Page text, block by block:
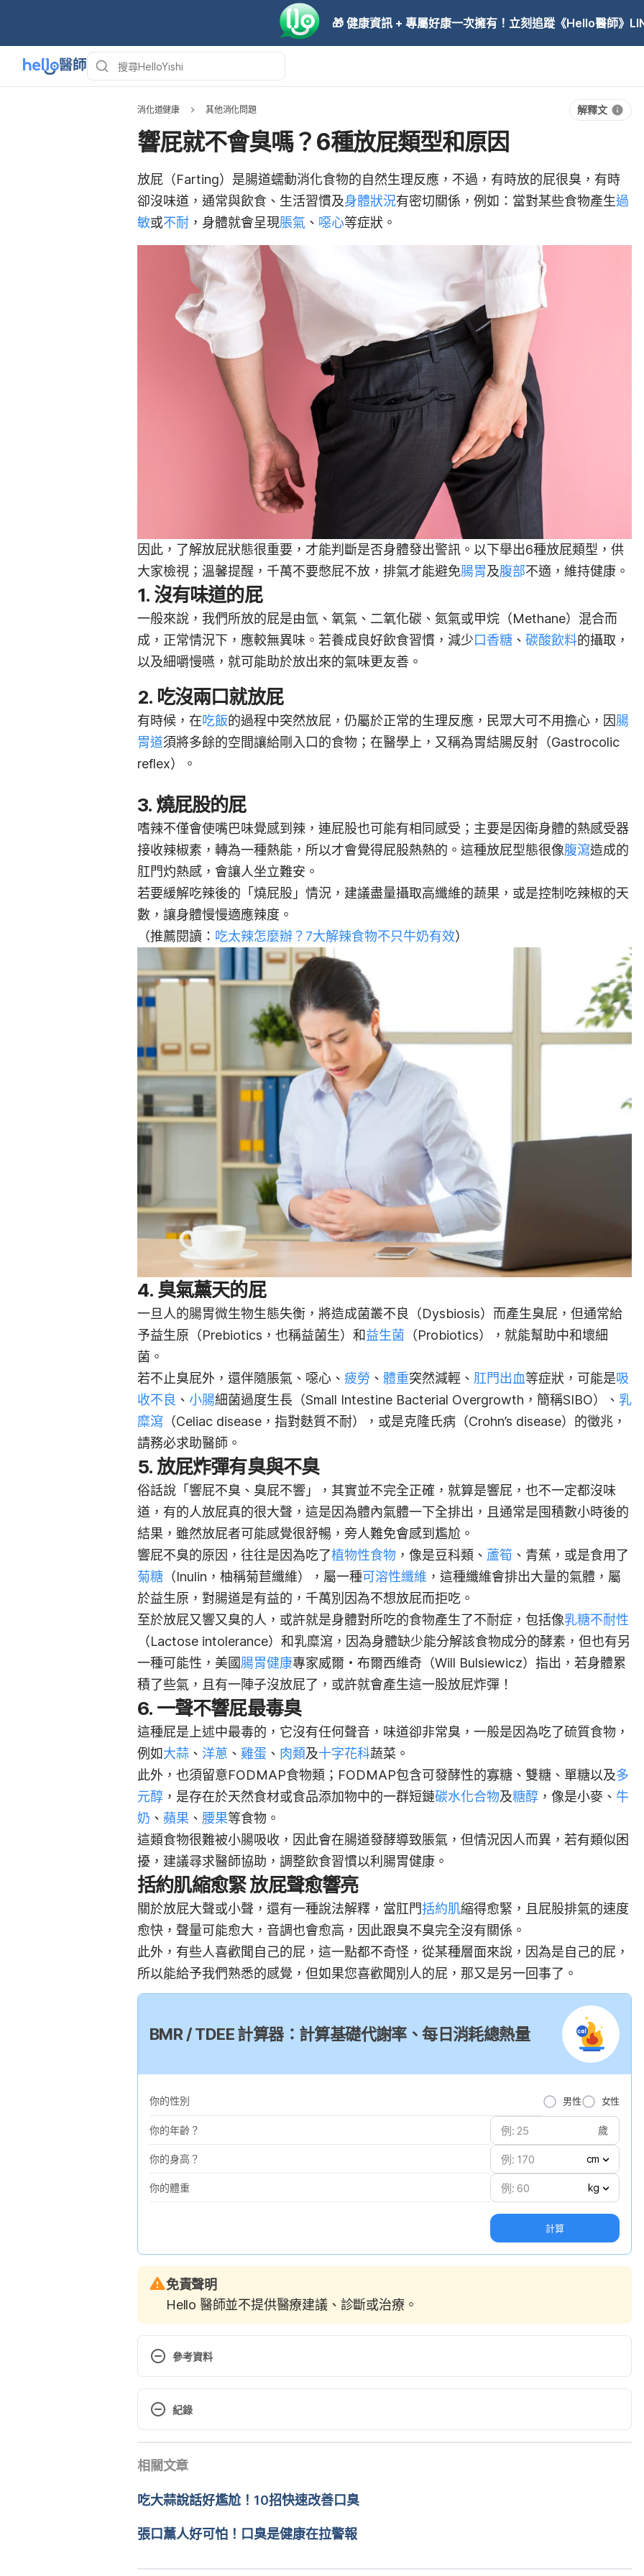
🎁 健康資訊 + 專屬好康一次擁有！立刻追蹤《Hello醫師》
消化道健康 其他消化問題 解釋文
響屁就不會臭嗎？6種放屁類型和原因
放屁（Farting）是腸道蠕動消化食物的自然生理反應，不過，有時放的屁很臭，有時
卻沒味道，通常與飲食、生活習慣及身體狀況有密切關係，例如：當對某些食物產生過
敏或不耐 ，身體就會呈現脹氣 、 噁心等症狀。
因此，了解放屁狀態很重要，才能判斷是否身體發出警訊。以下舉出6種放屁類型，供
大家檢視；溫馨提醒，千萬不要憋屁不放，排氣才能避免腸胃及腹部不適，維持健康。
1. 沒有味道的屁
一般來說，我們所放的屁是由氫、氧氣、二氧化碳、氮氣或甲烷（Methane）混合而
成，正常情況下，應較無異味。若養成良好飲食習慣，減少口香糖 、 碳酸飲料的攝取，
以及細嚼慢嚥，就可能助於放出來的氣味更友善。
2. 吃沒兩口就放屁
有時候，在吃飯的過程中突然放屁，仍屬於正常的生理反應，民眾大可不用擔心，因腸
胃道須將多餘的空間讓給剛入口的食物；在醫學上，又稱為胃結腸反射（Gastrocolic
reflex）。
3. 燒屁股的屁
嗜辣不僅會使嘴巴味覺感到辣，連屁股也可能有相同感受；主要是因衛身體的熱感受器
接收辣椒素，轉為一種熱能，所以才會覺得屁股熱熱的。這種放屁型態很像腹瀉造成的
肛門灼熱感，會讓人坐立難安。
若要緩解吃辣後的「燒屁股」情況，建議盡量攝取高纖維的蔬果，或是控制吃辣椒的天
數，讓身體慢慢適應辣度。
（推薦閱讀： 吃太辣怎麼辦？7大解辣食物不只牛奶有效）
4. 臭氣薰天的屁
一旦人的腸胃微生物生態失衡，將造成菌叢不良（Dysbiosis）而產生臭屁，但通常給
予益生原（Prebiotics，也稱益菌生）和益生菌 （Probiotics），就能幫助中和壞細
菌。
若不止臭屁外，還伴隨脹氣、噁心、 疲勞 、 體重突然減輕、 肛門出血等症狀，可能是吸
收不良 、 小腸細菌過度生長（Small Intestine Bacterial Overgrowth，簡稱SIBO）、 乳
糜瀉 （Celiac disease，指對麩質不耐），或是克隆氏病（Crohn’s disease）的徵兆，
請務必求助醫師。
5. 放屁炸彈有臭與不臭
俗話說「響屁不臭、臭屁不響」，其實並不完全正確，就算是響屁，也不一定都沒味
道，有的人放屁真的很大聲，這是因為體內氣體一下全排出，且通常是囤積數小時後的
結果，雖然放屁者可能感覺很舒暢，旁人難免會感到尷尬。
響屁不臭的原因，往往是因為吃了植物性食物 ，像是豆科類、 蘆筍 、青蕉，或是食用了
菊糖 （Inulin，柚稱菊苣纖維），屬一種可溶性纖維 ，這種纖維會排出大量的氣體，屬
於益生原，對腸道是有益的，千萬別因為不想放屁而拒吃。
至於放屁又響又臭的人，或許就是身體對所吃的食物產生了不耐症，包括像乳糖不耐性
（Lactose intolerance）和乳糜瀉，因為身體缺少能分解該食物成分的酵素，但也有另
一種可能性，美國腸胃健康專家威爾・布爾西維奇（Will Bulsiewicz）指出，若身體累
積了些氣，且有一陣子沒放屁了，或許就會產生這一股放屁炸彈！
6. 一聲不響屁最毒臭
這種屁是上述中最毒的，它沒有任何聲音，味道卻非常臭，一般是因為吃了硫質食物，
例如大蒜 、 洋蔥 、 雞蛋 、 肉類及十字花科蔬菜。
此外，也須留意FODMAP食物類；FODMAP包含可發酵性的寡糖、雙糖、單糖以及多
元醇 ，是存在於天然食材或食品添加物中的一群短鏈碳水化合物及糖醇 ，像是小麥、 牛
奶 、 蘋果 、 腰果等食物。
這類食物很難被小腸吸收，因此會在腸道發酵導致脹氣，但情況因人而異，若有類似困
擾，建議尋求醫師協助，調整飲食習慣以利腸胃健康。
括約肌縮愈緊 放屁聲愈響亮
關於放屁大聲或小聲，還有一種說法解釋，當肛門括約肌縮得愈緊，且屁股排氣的速度
愈快，聲量可能愈大，音調也會愈高，因此跟臭不臭完全沒有關係。
此外，有些人喜歡聞自己的屁，這一點都不奇怪，從某種層面來說，因為是自己的屁，
所以能給予我們熟悉的感覺，但如果您喜歡聞別人的屁，那又是另一回事了。
BMR / TDEE 計算器：計算基礎代謝率、每日消耗總熱量
你的性別 男性 女性
你的年齡？ 歲
你的身高？ cm
你的體重 kg
計算
免責聲明
Hello 醫師並不提供醫療建議、診斷或治療。
參考資料
Why Farting Is Good for You? https://www.healthline.com/health/is-farting-healthy
Accessed March 6, 2020.
your-health Accessed March 6, 2020.
8 Things Your Farts Can Reveal About Your Health.
https://www.thehealthy.com/digestive-health/farts-health/ Accessed March 6, 2020.
紀錄
2025/11/04
文： 黎佳燊
醫學審稿： 賴建翰醫師
由 張如青 更新
相關文章
吃大蒜說話好尷尬！10招快速改善口臭
張口薰人好可怕！口臭是健康在拉警報